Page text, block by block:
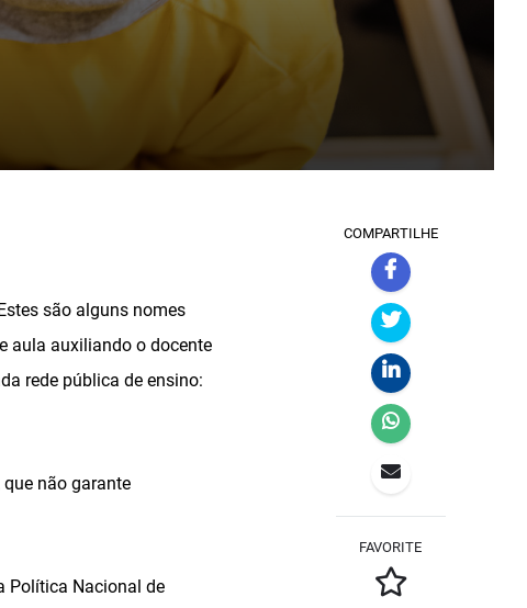
são alguns nomes
aula auxiliando o docente
rede pública de ensino:
não garante
Política Nacional de
COMPARTILHE
FAVORITE